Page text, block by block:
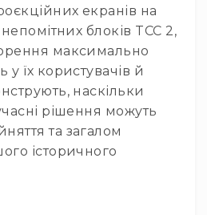
екранів на
блоків TCC 2,
максимально
їх користувачів й
наскільки
рішення можуть
та загалом
історичного